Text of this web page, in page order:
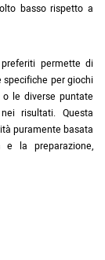
basso rispetto a
permette di
per giochi
le diverse puntate
risultati. Questa
puramente basata
e la preparazione,